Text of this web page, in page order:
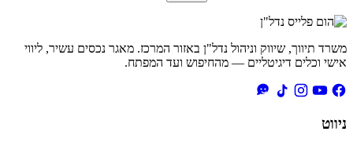
משרד תיווך, שיווק וניהול נדל"ן באזור המרכז. מאגר נכסים עשיר, ליווי
אישי וכלים דיגיטליים — מהחיפוש ועד המפתח.
ניווט